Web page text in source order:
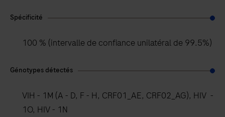
Spécificité
100 % (intervalle de confiance unilatéral de 99.5%)
Génotypes détectés
VIH - 1M (A - D, F - H, CRF01_AE, CRF02_AG), HIV -
1O, HIV - 1N